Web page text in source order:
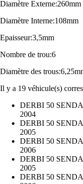
Diamètre Externe:260mm
Diamètre Interne:108mm
Epaisseur:3,5mm
Nombre de trou:6
Diamètre des
Il y a 19 véhicule(s)
DERBI 50
2004
DERBI 50
2005
DERBI 50
2006
DERBI 50
2005
DERBI 50